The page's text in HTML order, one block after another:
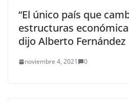
“El único país que
estructuras
dijo Alberto Fernández
noviembre 4, 2021 0